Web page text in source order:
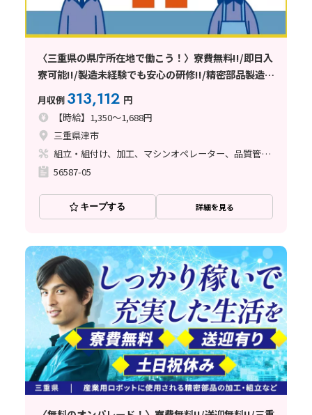
〈三重県の県庁所在地で働こう！〉寮費無料!!/即日入
寮可能!!/製造未経験でも安心の研修!!/精密部品製造工
場／【三重県津市】
月収例 313,112 円
【時給】1,350～1,688円
三重県津市
組立・組付け、加工、マシンオペレーター、品質管理、ライン作業
56587-05
キープする 詳細を見る